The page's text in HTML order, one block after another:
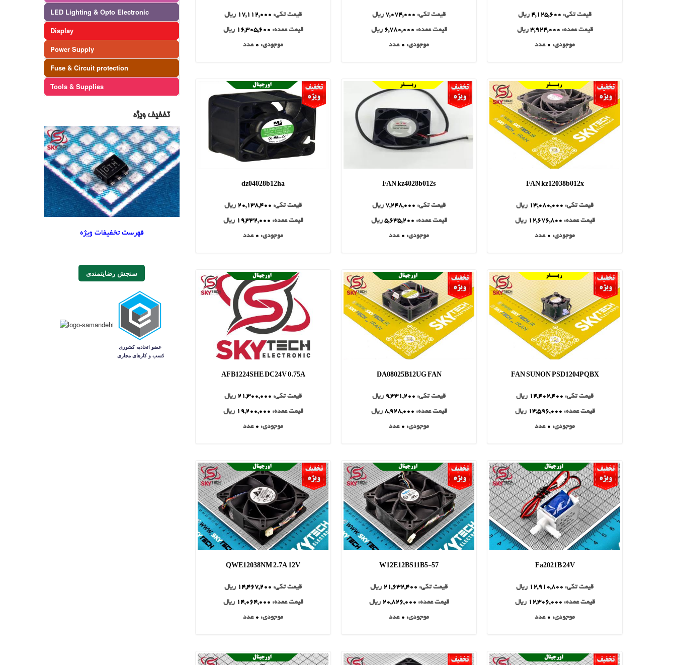
LED Lighting & Opto Electronic
Display
Power Supply
Fuse & Circuit protection
Tools & Supplies
تخفیف ویژه
فهرست تخفیفات ویژه
سنجش رضایتمندی
قیمت تکی: 4,125,600 ریال
قیمت عمده: 3,924,000 ریال
موجودی: 0 عدد
قیمت تکی: 7,074,000 ریال
قیمت عمده: 6,780,000 ریال
موجودی: 0 عدد
قیمت تکی: 17,112,000 ریال
قیمت عمده: 16,305,600 ریال
موجودی: 0 عدد
FAN kz12038b012x
قیمت تکی: 13,080,000 ریال
قیمت عمده: 12,676,800 ریال
موجودی: 0 عدد
FAN kz4028b012s
قیمت تکی: 7,248,000 ریال
قیمت عمده: 5,635,200 ریال
موجودی: 0 عدد
dz04028b12ha
قیمت تکی: 20,138,400 ریال
قیمت عمده: 19,332,000 ریال
موجودی: 0 عدد
FAN SUNON PSD1204PQBX
قیمت تکی: 14,402,400 ریال
قیمت عمده: 13,596,000 ریال
موجودی: 0 عدد
DA08025B12UG FAN
قیمت تکی: 9,331,200 ریال
قیمت عمده: 8,928,000 ریال
موجودی: 0 عدد
AFB1224SHE DC24V 0.75A
قیمت تکی: 21,300,000 ریال
قیمت عمده: 19,200,000 ریال
موجودی: 0 عدد
Fa2021B 24V
قیمت تکی: 12,910,800 ریال
قیمت عمده: 12,306,000 ریال
موجودی: 0 عدد
W12E12BS11B5-57
قیمت تکی: 21,632,400 ریال
قیمت عمده: 20,826,000 ریال
موجودی: 0 عدد
QWE12038NM 2.7A 12V
قیمت تکی: 14,467,200 ریال
قیمت عمده: 14,064,000 ریال
موجودی: 0 عدد